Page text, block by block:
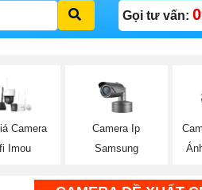
Gọi tư vấn:
Camera
Imou
Camera Ip
Samsung